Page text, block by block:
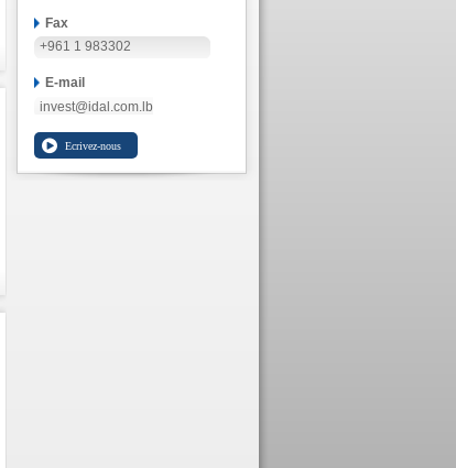
Fax
+961 1 983302
E-mail
invest@idal.com.lb